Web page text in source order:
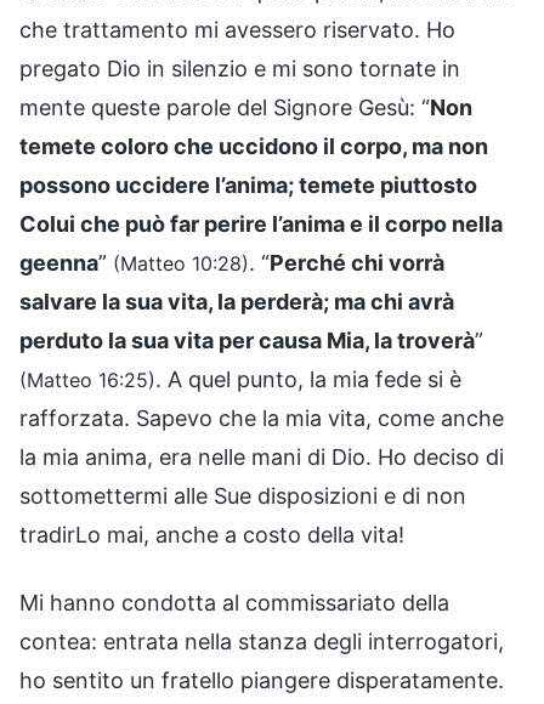
che trattamento mi avessero riservato. Ho
pregato Dio in silenzio e mi sono tornate in
mente queste parole del Signore Gesù: “Non
temete coloro che uccidono il corpo, ma non
possono uccidere l’anima; temete piuttosto
Colui che può far perire l’anima e il corpo nella
geenna” (Matteo 10:28). “Perché chi vorrà
salvare la sua vita, la perderà; ma chi avrà
perduto la sua vita per causa Mia, la troverà”
(Matteo 16:25). A quel punto, la mia fede si è
rafforzata. Sapevo che la mia vita, come anche
la mia anima, era nelle mani di Dio. Ho deciso di
sottomettermi alle Sue disposizioni e di non
tradirLo mai, anche a costo della vita!
Mi hanno condotta al commissariato della
contea: entrata nella stanza degli interrogatori,
ho sentito un fratello piangere disperatamente.